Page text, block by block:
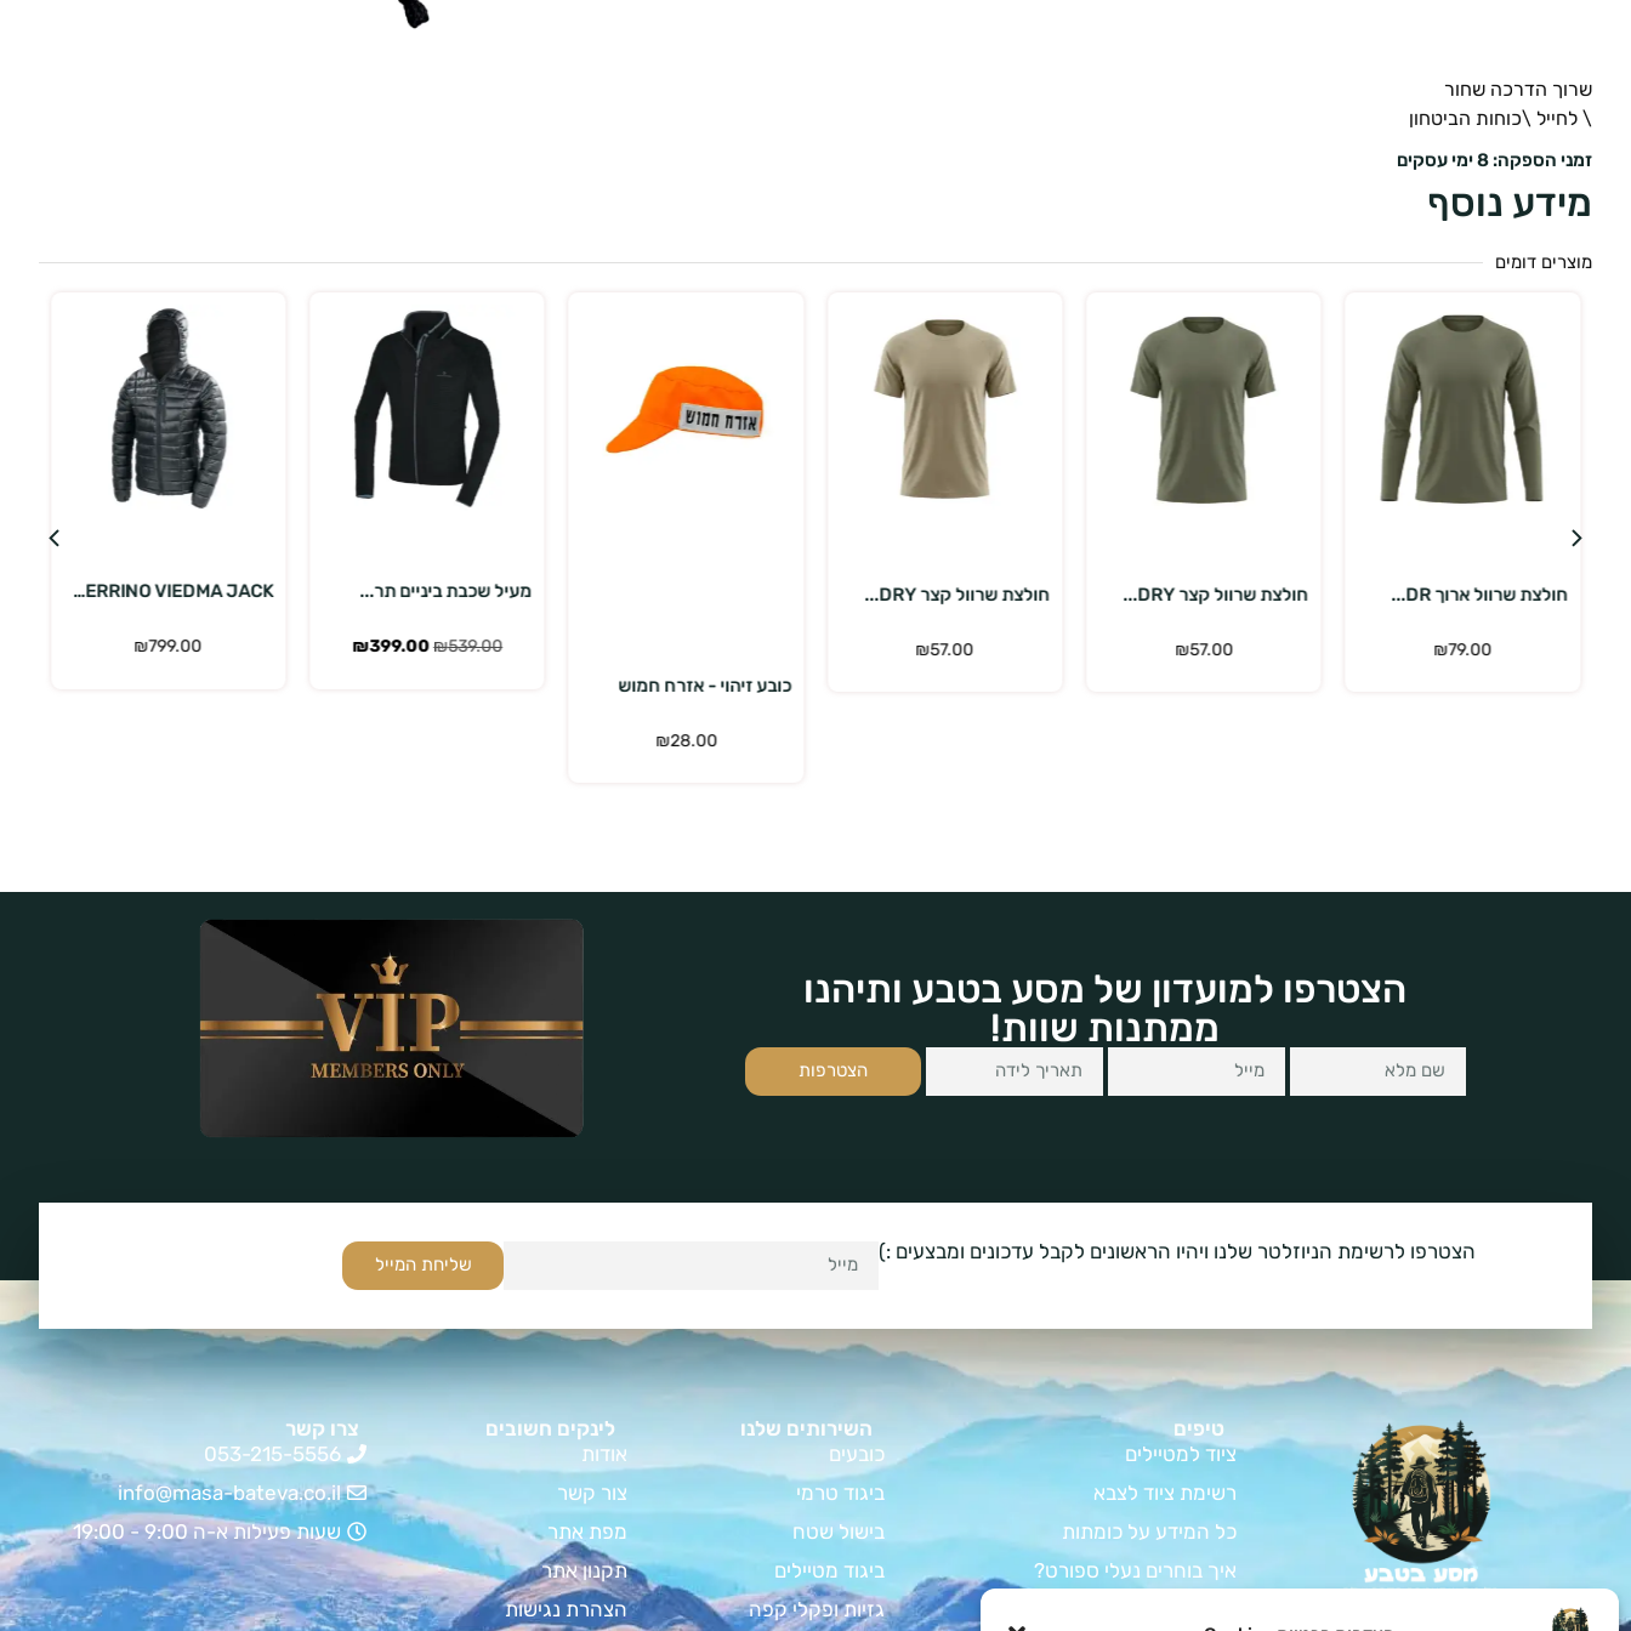
שרוך הדרכה שחור
\ לחייל \כוחות הביטחון
זמני הספקה: 8 ימי עסקים
מידע נוסף
מוצרים דומים
חולצת שרוול קצר DRY...
₪57.00
חולצת שרוול קצר DRY...
₪57.00
הוספה לסל
₪799.00
FERRINO TOBOL JACKE...
₪389.00
הצטרפו למועדון של מסע בטבע ותיהנו
ממתנות שוות!
הצטרפות
הצטרפו לרשימת הניוזלטר שלנו ויהיו הראשונים לקבל עדכונים ומבצעים :)
שליחת המייל
צאו למסע בלתי נשכח
טיפים
ציוד למטיילים
רשימת ציוד לצבא
כל המידע על כומתות
איך בוחרים נעלי ספורט?
השירותים שלנו
כובעים
ביגוד טרמי
בישול שטח
ביגוד מטיילים
גזיות ופקלי קפה
לינקים חשובים
אודות
צור קשר
מפת אתר
תקנון אתר
הצהרת נגישות
צרו קשר
053-215-5556
info@masa-bateva.co.il
שעות פעילות א-ה 9:00 - 19:00